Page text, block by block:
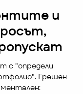
и
с "определи
Грешен